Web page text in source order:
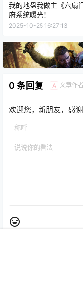
我的地盘我做主《六扇
府系统曝光！
2025-10-25 16:27:13
0 条回复 A 文章作者
欢迎您，新朋友，感谢